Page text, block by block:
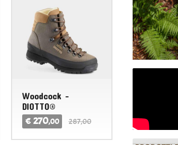
Woodcock -
DIOTTO®
€ 270,00 287,00